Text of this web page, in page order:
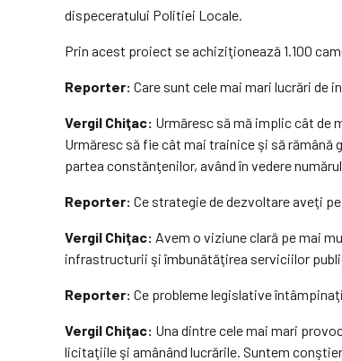
dispeceratului Politiei Locale.
Prin acest proiect se achiziţionează 1.100
Reporter: Care sunt cele mai mari lucrări de
Vergil Chiţac: Urmăresc să mă implic cât de
Urmăresc să fie cât mai trainice şi să
partea constănţenilor, având în vedere
Reporter: Ce strategie de dezvoltare aveţi
Vergil Chiţac: Avem o viziune clară pe mai
infrastructurii şi îmbunătăţirea serviciilor
Reporter: Ce probleme legislative
Vergil Chiţac: Una dintre cele mai mari
licitaţiile şi amânând lucrările. Suntem